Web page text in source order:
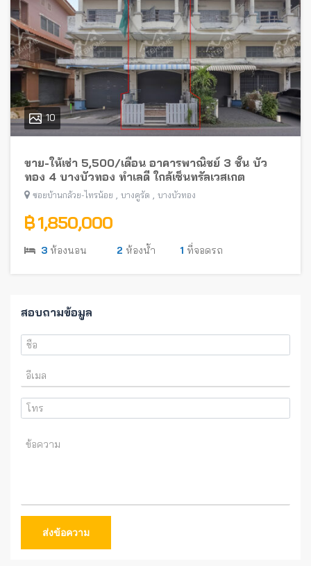
10
ขาย-ให้เช่า 5,500/เดือน อาคารพาณิชย์ 3 ชั้น บัว
ทอง 4 บางบัวทอง ทำเลดี ใกล้เซ็นทรัลเวสเกต
ซอยบ้านกล้วย-ไทรน้อย บางคูรัด บางบัวทอง
฿ 1,850,000
3 ห้องนอน 2 ห้องน้ำ 1 ที่จอดรถ
สอบถามข้อมูล
ส่งข้อความ